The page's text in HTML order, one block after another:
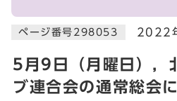
ページ番号298053 2022
5月9日（月曜日），
ブ連合会の通常総会